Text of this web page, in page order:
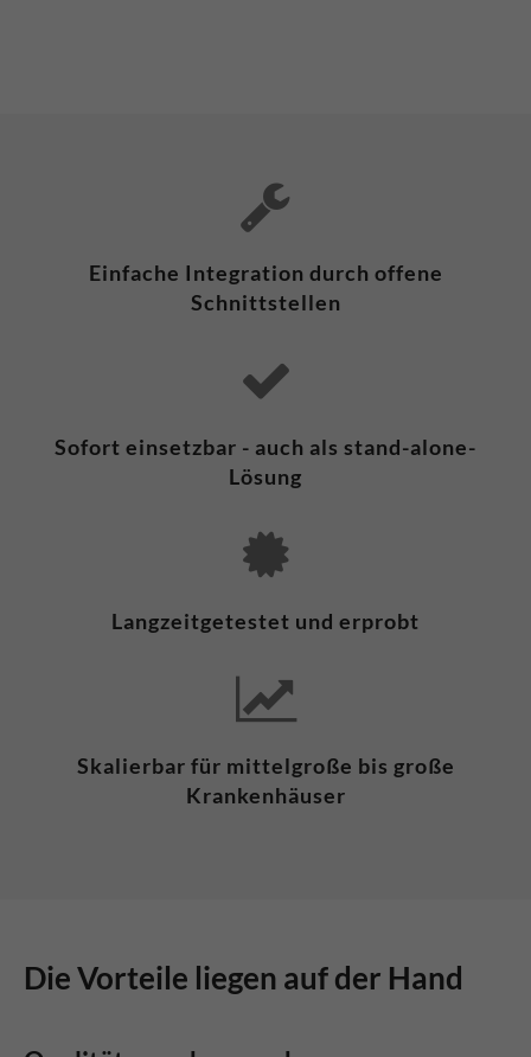
Einfache Integration durch offene
Schnittstellen
Sofort einsetzbar - auch als stand-alone-
Lösung
Langzeitgetestet und erprobt
Skalierbar für mittelgroße bis große
Krankenhäuser
Die Vorteile liegen auf der Hand